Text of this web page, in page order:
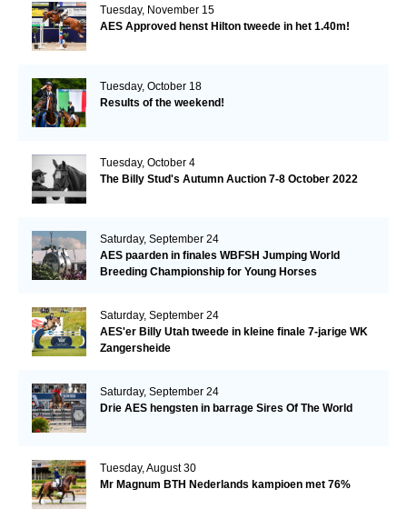
Tuesday, November 15
AES Approved henst Hilton tweede in het 1.40m!
Tuesday, October 18
Results of the weekend!
Tuesday, October 4
The Billy Stud's Autumn Auction 7-8 October 2022
Saturday, September 24
AES paarden in finales WBFSH Jumping World
Breeding Championship for Young Horses
Saturday, September 24
AES'er Billy Utah tweede in kleine finale 7-jarige WK
Zangersheide
Saturday, September 24
Drie AES hengsten in barrage Sires Of The World
Tuesday, August 30
Mr Magnum BTH Nederlands kampioen met 76%